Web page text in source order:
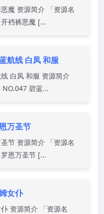
魔 资源简介 「资源名
裆裤恶魔 [...
航线 白凤 和服
白凤 和服 资源简介
NO.047 碧蓝...
万圣节
节 资源简介 「资源名
恩万圣节 [...
女仆
资源简介 「资源名